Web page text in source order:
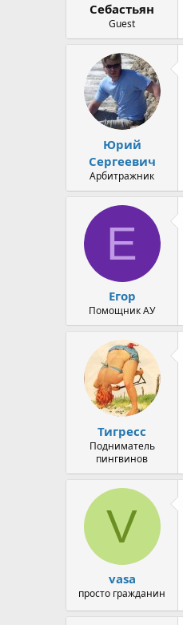
Себастьян
Guest
Юрий
Сергеевич
Арбитражник
Е
Егор
Помощник АУ
Тигресс
Подниматель
пингвинов
V
vasa
просто гражданин